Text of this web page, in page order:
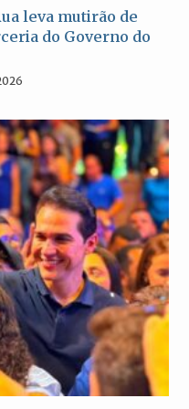
leva mutirão de
do Governo do